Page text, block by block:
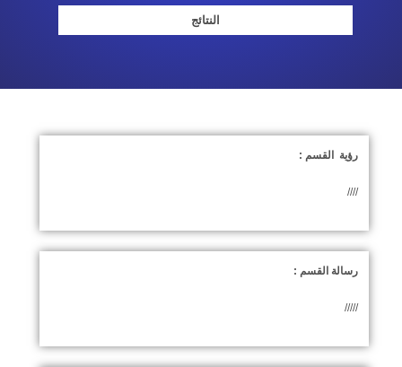
النتائج
رؤية القسم :
////
رسالة القسم :
/////